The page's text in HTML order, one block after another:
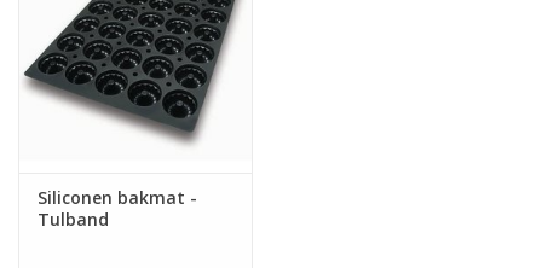
Acties
Siliconen bakmat -
Tulband